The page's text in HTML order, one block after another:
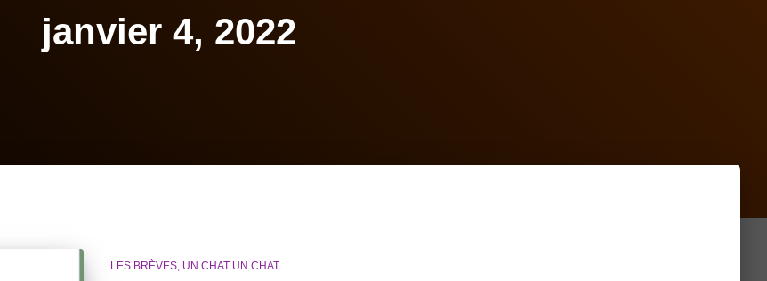
janvier 4, 2022
LES BRÈVES UN CHAT UN CHAT